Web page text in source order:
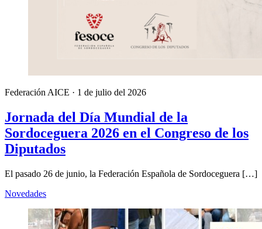
Federación AICE · 1 de julio del 2026
Jornada del Día Mundial de la
Sordoceguera 2026 en el Congreso de los
Diputados
El pasado 26 de junio, la Federación Española de Sordoceguera […]
Novedades